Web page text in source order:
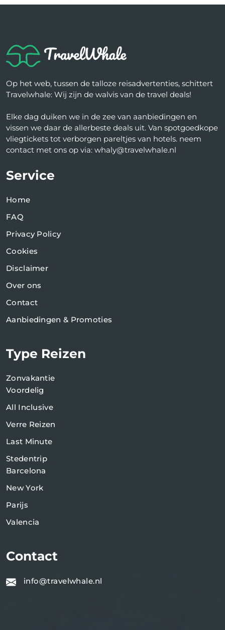
Op het web, tussen de talloze reisadvertenties, schittert
Travelwhale: Wij zijn de walvis van de travel deals!
Elke dag duiken we in de zee van aanbiedingen en
vissen we daar de allerbeste deals uit. Van spotgoedkope
vliegtickets tot verborgen pareltjes van hotels. neem
contact met ons op via: whaly@travelwhale.nl
Service
Home
FAQ
Privacy Policy
Cookies
Disclaimer
Over ons
Contact
Aanbiedingen & Promoties
Type Reizen
Zonvakantie
Voordelig
All Inclusive
Verre Reizen
Last Minute
Stedentrip
Barcelona
New York
Parijs
Valencia
Contact
info@travelwhale.nl